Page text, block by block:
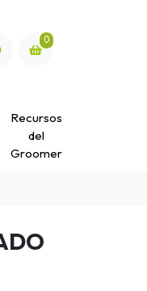
0
Recursos
del
Groomer